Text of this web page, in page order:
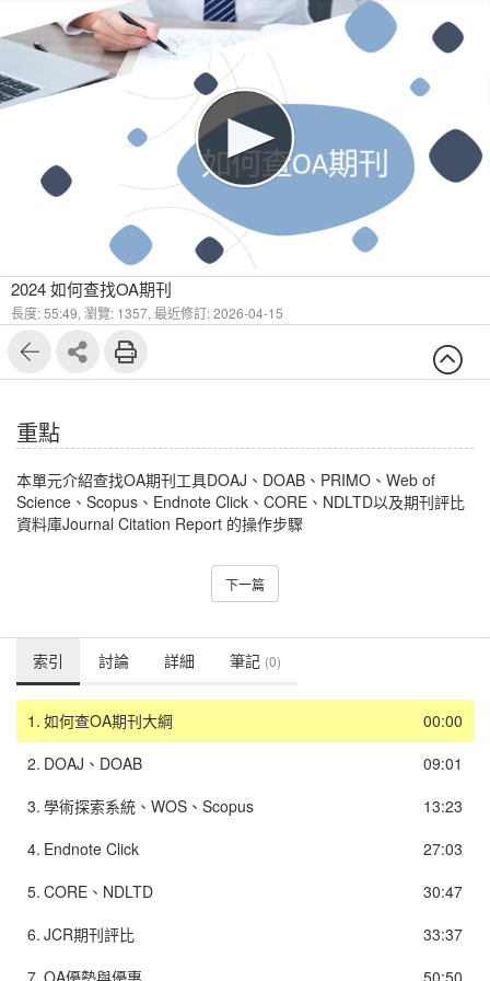
2024 如何查找OA期刊
長度: 55:49, 瀏覽: 1357, 最近修訂: 2026-04-15
重點
本單元介紹查找OA期刊工具DOAJ、DOAB、PRIMO、Web of
Science、Scopus、Endnote Click、CORE、NDLTD以及期刊評比
資料庫Journal Citation Report 的操作步驟
下一篇
索引 討論 詳細 筆記 (0)
00:00
1. 如何查OA期刊大綱
09:01
2. DOAJ、DOAB
13:23
3. 學術探索系統、WOS、Scopus
27:03
4. Endnote Click
30:47
5. CORE、NDLTD
33:37
6. JCR期刊評比
50:50
7. OA優勢與優惠